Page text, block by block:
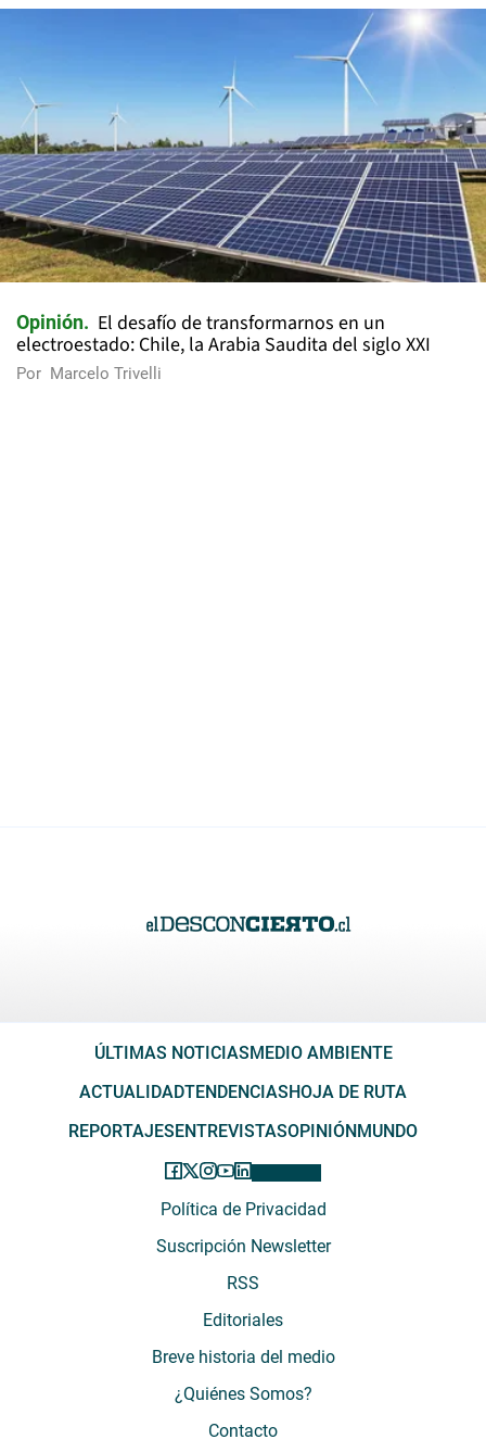
Opinión
El desafío de transformarnos en un
electroestado: Chile, la Arabia Saudita del siglo XXI
Por Marcelo Trivelli
ÚLTIMAS NOTICIASMEDIO AMBIENTE
ACTUALIDADTENDENCIASHOJA DE RUTA
REPORTAJESENTREVISTASOPINIÓNMUNDO
Política de Privacidad
Suscripción Newsletter
RSS
Editoriales
Breve historia del medio
¿Quiénes Somos?
Contacto